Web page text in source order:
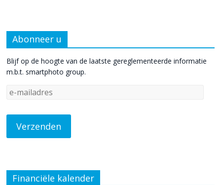
Abonneer u
Blijf op de hoogte van de laatste gereglementeerde informatie
m.b.t. smartphoto group.
Financiële kalender